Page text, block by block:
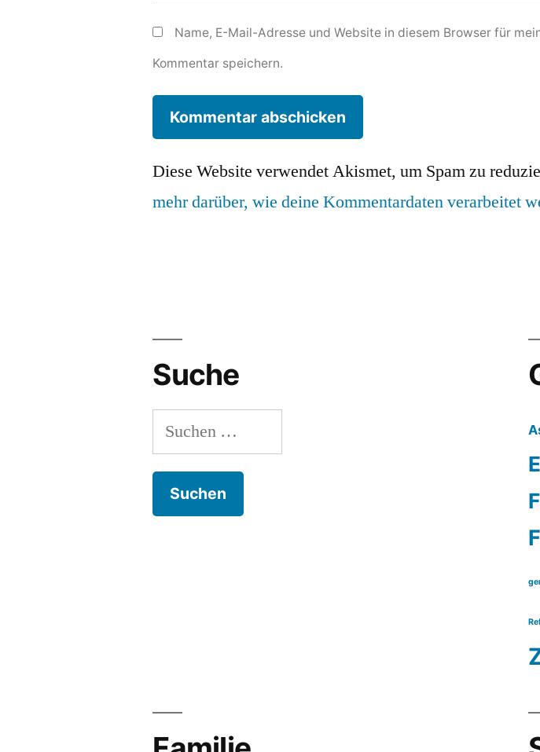
Name, E-Mail-Adresse und Website in diesem Browser für
Kommentar speichern.
Diese Website verwendet Akismet, um Spam zu
mehr darüber, wie deine Kommentardaten verarbeitet
Suche
Suchen
nach: